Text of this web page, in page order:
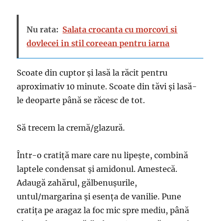
Nu rata: Salata crocanta cu morcovi si
dovlecei in stil coreean pentru iarna
Scoate din cuptor și lasă la răcit pentru
aproximativ 10 minute. Scoate din tăvi și lasă-
le deoparte până se răcesc de tot.
Să trecem la cremă/glazură.
Într-o cratiță mare care nu lipește, combină
laptele condensat și amidonul. Amestecă.
Adaugă zahărul, gălbenușurile,
untul/margarina și esența de vanilie. Pune
cratița pe aragaz la foc mic spre mediu, până